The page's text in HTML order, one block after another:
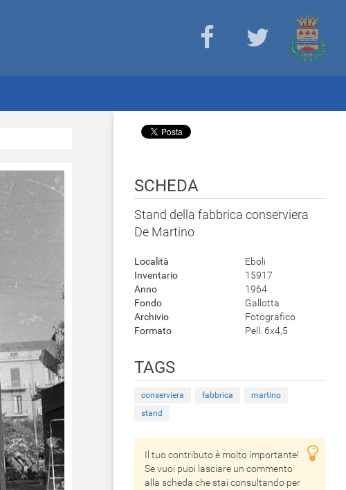
SCHEDA
Stand della fabbrica conserviera
De Martino
Località
Eboli
Inventario
15917
Anno
1964
Fondo
Gallotta
Archivio
Fotografico
Formato
Pell. 6x4,5
TAGS
conserviera fabbrica
martino
stand
Il tuo contributo è molto importante!
Se vuoi puoi lasciare un commento
alla scheda che stai consultando per